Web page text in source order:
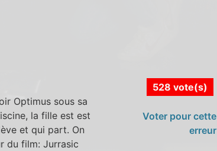
Optimus sous sa
la fille est est
et qui part. On
du film: Jurrasic
528 vote(s)
Voter pour cette
erreur